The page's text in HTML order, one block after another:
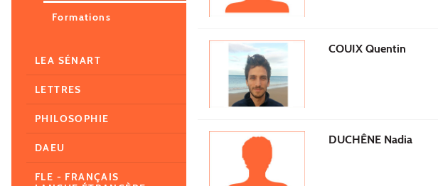
COUIX Quentin
DUCHÊNE Nadia
Formations
LEA SÉNART
LETTRES
PHILOSOPHIE
DAEU
FLE - FRANÇAIS